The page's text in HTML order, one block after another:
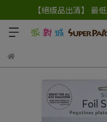
【絕版品出清】 最